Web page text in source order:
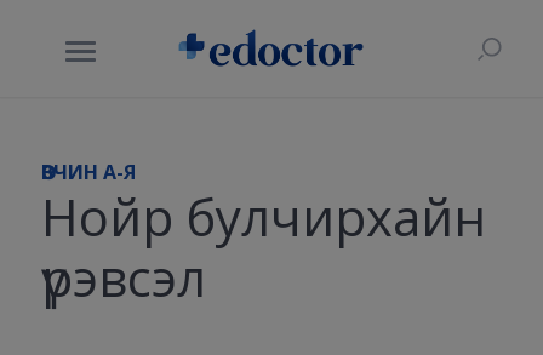
ӨВЧИН A-Я
Нойр булчирхайн
үрэвсэл